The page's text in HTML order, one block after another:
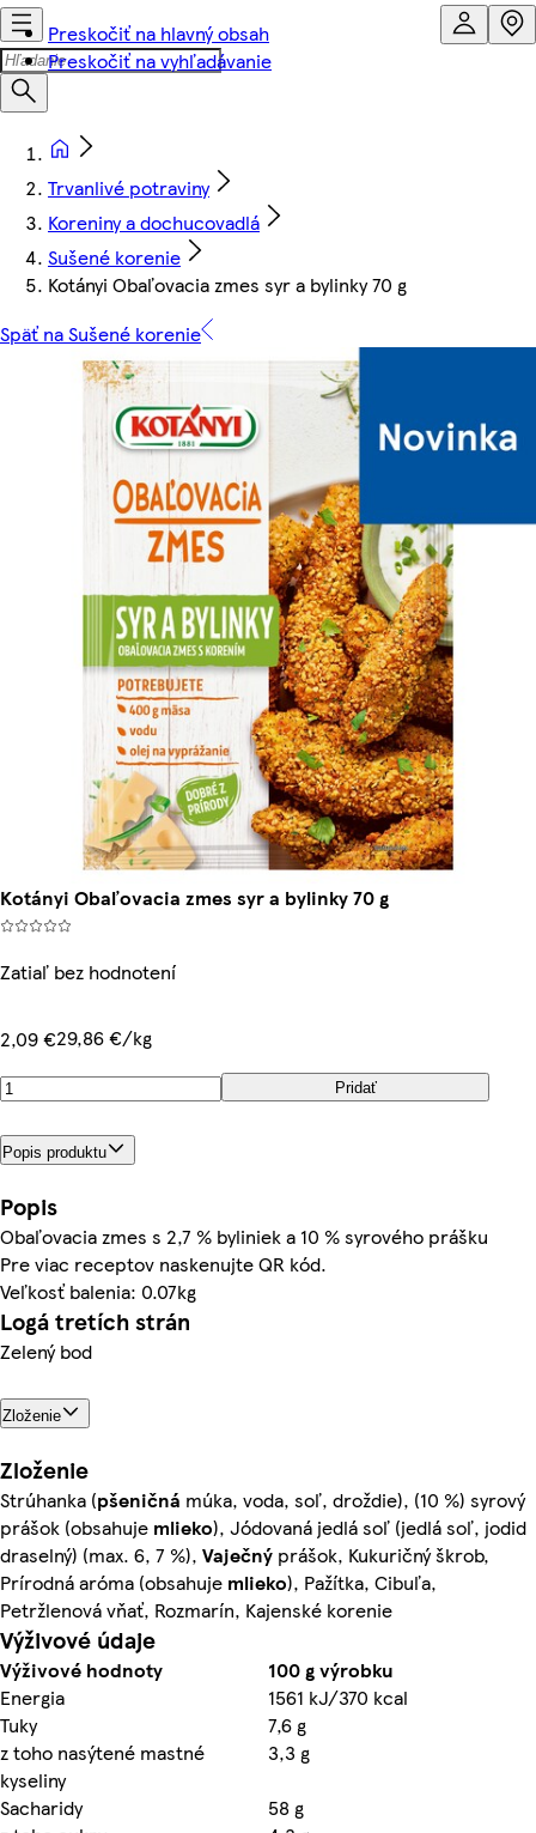
Preskočiť na hlavný obsah
Preskočiť na vyhľadávanie
Trvanlivé potraviny
Koreniny a dochucovadlá
Sušené korenie
Kotányi Obaľovacia zmes syr a bylinky 70 g
Späť na Sušené korenie
Kotányi Obaľovacia zmes syr a bylinky 70 g
Zatiaľ bez hodnotení
2,09 €29,86 €/kg
Pridať
Popis produktu
Popis
Obaľovacia zmes s 2,7 % byliniek a 10 % syrového prášku
Pre viac receptov naskenujte QR kód.
Veľkosť balenia: 0.07kg
Logá tretích strán
Zelený bod
Zloženie
Zloženie
Strúhanka (pšeničná múka, voda, soľ, droždie), (10 %) syrový
prášok (obsahuje mlieko), Jódovaná jedlá soľ (jedlá soľ, jodid
draselný) (max. 6, 7 %), Vaječný prášok, Kukuričný škrob,
Prírodná aróma (obsahuje mlieko), Pažítka, Cibuľa,
Petržlenová vňať, Rozmarín, Kajenské korenie
Výživové údaje
Výživové hodnoty
100 g výrobku
Energia
1561 kJ/370 kcal
Tuky
7,6 g
z toho nasýtené mastné
kyseliny
3,3 g
Sacharidy
58 g